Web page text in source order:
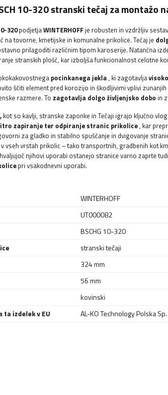
10-320 stranski tečaj za montažo
320podjetjaWINTERHOFFje robusten in vzdržljiv
na tovorne, kmetijske in komunalne prikolice. Tečaj je
prilagoditi različnim tipom karoserije. Natančna
stranskih plošč, kar izboljša funkcionalnost celotne
pocinkanega jekla, ki zagotavlja
ščiti element pred korozijo in škodljivimi vplivi
razmere. To zagotavlja dolgo življenjsko dobo in
kot so kavlji, stranske zaponke in Tečaji igrajo ključno
zapiranje ter odpiranje stranic prikolice, kar
za gladko in stabilno spuščanje in dvigovanje
vseh vrstah prikolic – tako transportnih, gradbenih kot
njihovi uporabi ostanejo stranice varno zaprte
pri vsakodnevni uporabi.
WINTERHOFF
UT000082
BSCHG 10-320
stranski tečaji
324 mm
56 mm
kovinski
ta izdelek v EU
AL-KO Technology Polska